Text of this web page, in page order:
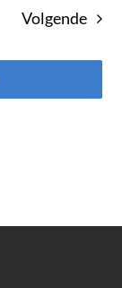
Volgende